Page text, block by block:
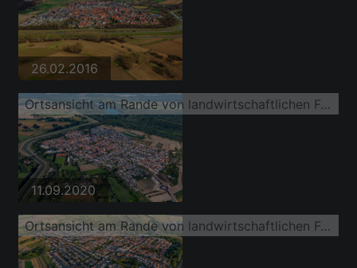
26.02.2016
Ortsansicht am Rande von landwirtschaftlichen Feldern und Nutzflächen in Rußheim
11.09.2020
Ortsansicht am Rande von landwirtschaftlichen Feldern und Nutzflächen in Rußheim